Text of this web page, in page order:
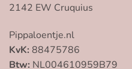
2142 EW Cruquius
Pippaloentje.nl
KvK: 88475786
Btw: NL004610959B79